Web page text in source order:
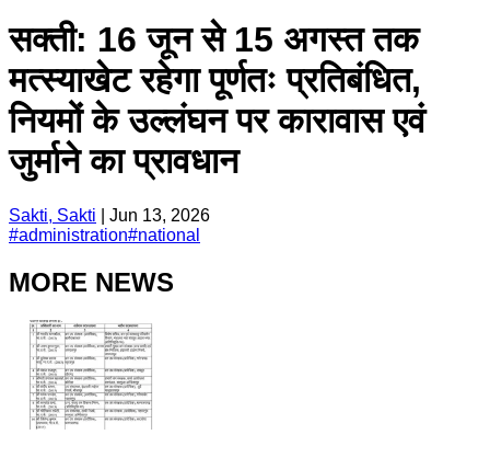
सक्ती: 16 जून से 15 अगस्त तक
मत्स्याखेट रहेगा पूर्णतः प्रतिबंधित,
नियमों के उल्लंघन पर कारावास एवं
जुर्माने का प्रावधान
Sakti, Sakti
Jun 13, 2026
#administration#national
MORE NEWS